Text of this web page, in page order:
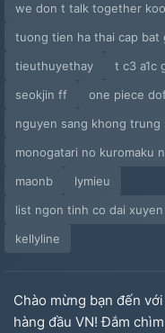
we don t talk together
tuong tien ha thai cap bat
tieuthuyethay
t c3 a1c
seokjin ff
one piece
nguyen sang khong
monogatari no kuromaku
maonb
lymieu
list ngon tinh co dai
kellyline
Chào mừng bạn đến
hàng đầu VN! Đắm